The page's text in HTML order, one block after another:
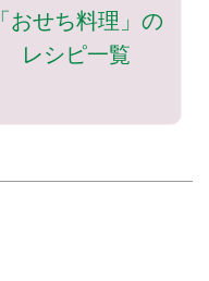
「おせち料理」の
レシピ一覧